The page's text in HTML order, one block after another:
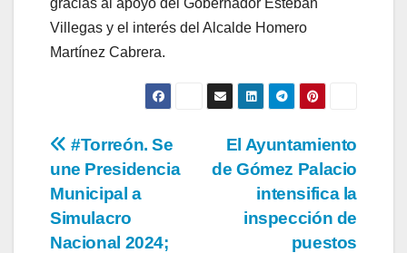
Villegas y el interés del Alcalde Homero
Martínez Cabrera. ‎
Navegación
de
entradas
El Ayuntamiento
de Gómez Palacio
intensifica la
inspección de
puestos
#Torreón. Se
une Presidencia
Municipal a
Simulacro
Nacional 2024;